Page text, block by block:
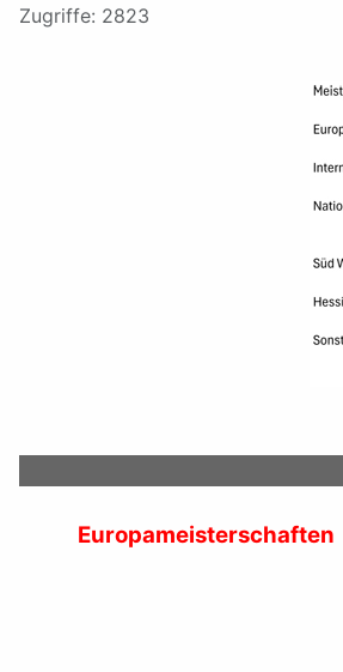
Zugriffe: 2823
Europameisterschaften